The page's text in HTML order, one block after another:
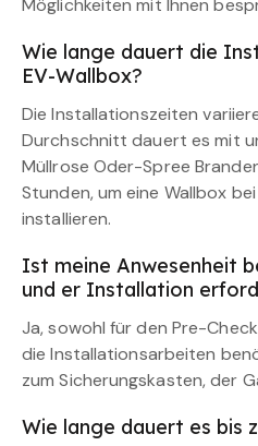
Wie lange dauert die
EV-Wallbox?
Die Installationszeiten
Durchschnitt dauert es mit
Müllrose Oder-Spree
Stunden, um eine Wallbox
installieren.
Ist meine Anwesenheit
und er Installation
Ja, sowohl für den Pre-
die Installationsarbeiten
zum Sicherungskasten, der
Wie lange dauert es bis